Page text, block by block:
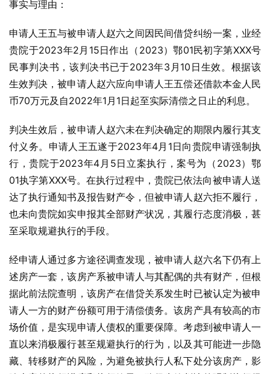
事实与理由：
申请人王五与被申请人赵六之间因民间借贷纠纷一案，业经
贵院于2023年2月15日作出（2023）鄂01民初字第XXX号
民事判决书，该判决书已于2023年3月10日生效。根据该
生效判决，被申请人赵六应向申请人王五偿还借款本金人民
币70万元及自2022年1月1日起至实际清偿之日止的利息。
判决生效后，被申请人赵六未在判决确定的期限内履行其支
付义务。申请人王五遂于2023年4月1日向贵院申请强制执
行，贵院于2023年4月5日立案执行，案号为（2023）鄂
01执字第XXX号。在执行过程中，贵院已依法向被申请人送
达了执行通知书及报告财产令，但被申请人赵六拒不履行，
也未向贵院如实申报其全部财产状况，其履行态度消极，甚
至采取规避执行的手段。
经申请人通过多方途径调查发现，被申请人赵六名下仍有上
述房产一套，该房产系被申请人与其配偶的共有财产，但根
据此前法院查明，该房产在借贷关系发生时已被认定为被申
请人一方的财产份额可用于清偿债务。该房产具有较高的市
场价值，是实现申请人债权的重要保障。考虑到被申请人一
直以来消极履行甚至规避执行的行为，以及其可能进一步隐
藏、转移财产的风险，为避免被执行人私下处分该房产，影